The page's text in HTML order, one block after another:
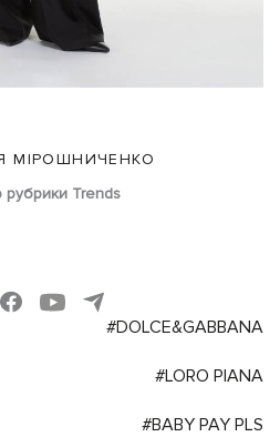
МІРОШНИЧЕНКО
рубрики Trends
#DOLCE&GABBANA
#LORO PIANA
#BABY PAY PLS